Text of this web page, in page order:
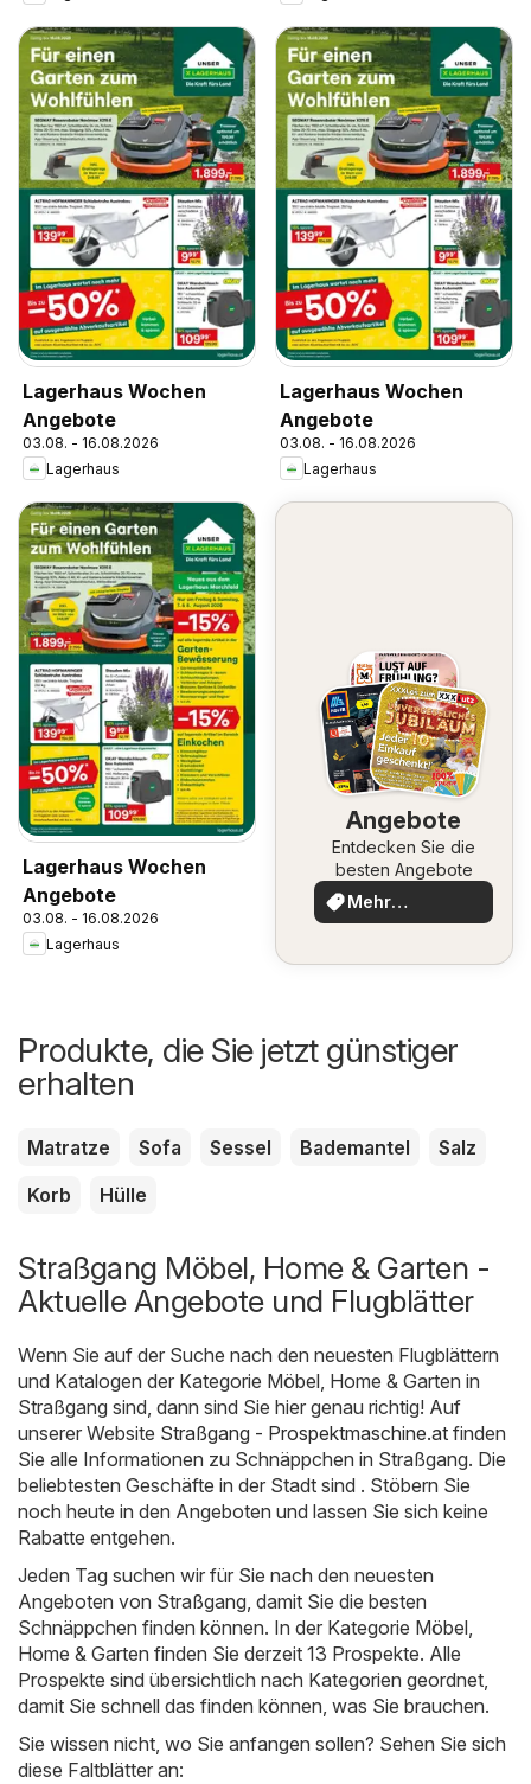
Lagerhaus Wochen
Angebote
03.08. - 16.08.2026
Lagerhaus
Lagerhaus Wochen
Angebote
03.08. - 16.08.2026
Lagerhaus
Lagerhaus Wochen
Angebote
03.08. - 16.08.2026
Lagerhaus
Angebote
Entdecken Sie die
besten Angebote
Mehr
entdecken
Produkte, die Sie jetzt günstiger
erhalten
Matratze Sofa Sessel Bademantel
Salz
Korb
Hülle
Straßgang Möbel, Home & Garten -
Aktuelle Angebote und Flugblätter
Wenn Sie auf der Suche nach den neuesten Flugblättern
und Katalogen der Kategorie Möbel, Home & Garten in
Straßgang sind, dann sind Sie hier genau richtig! Auf
unserer Website Straßgang - Prospektmaschine.at finden
Sie alle Informationen zu Schnäppchen in Straßgang. Die
beliebtesten Geschäfte in der Stadt sind . Stöbern Sie
noch heute in den Angeboten und lassen Sie sich keine
Rabatte entgehen.
Jeden Tag suchen wir für Sie nach den neuesten
Angeboten von Straßgang, damit Sie die besten
Schnäppchen finden können. In der Kategorie Möbel,
Home & Garten finden Sie derzeit 13 Prospekte. Alle
Prospekte sind übersichtlich nach Kategorien geordnet,
damit Sie schnell das finden können, was Sie brauchen.
Sie wissen nicht, wo Sie anfangen sollen? Sehen Sie sich
diese Faltblätter an: